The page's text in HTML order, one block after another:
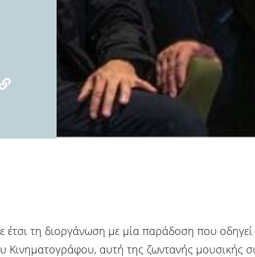
έτσι τη διοργάνωση με μία παράδοση που οδηγεί
Κινηματογράφου, αυτή της ζωντανής μουσικής